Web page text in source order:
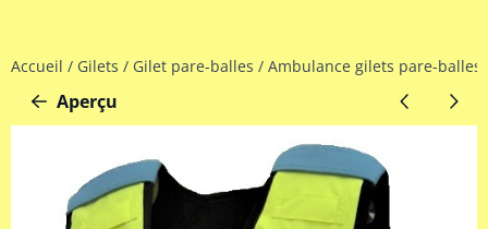
Accueil / Gilets / Gilet pare-balles / Ambulance gilets pare-
Aperçu